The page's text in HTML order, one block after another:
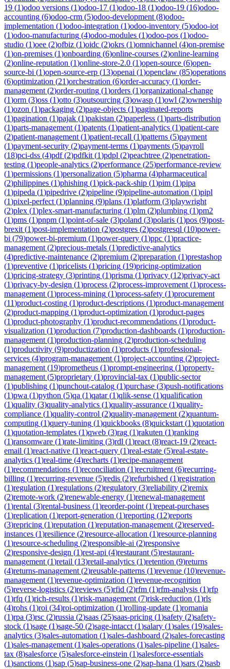
19 (1)odoo versions (1)odoo-17 (1)odoo-18 (1)odoo-19 (16)odoo-
accounting (6)odoo-crm (5)odoo-development (8)odoo-
implementation (1)odoo-integration (1)odoo-inventory (5)odoo-iot
(1)odoo-manufacturing (4)odoo-modules (1)odoo-pos (1)odoo-
studio (1)oee (2)ofbiz (1)oidc (2)okrs (1)omnichannel (4)on-premise
(1)on-premises (1)onboarding (6)online-courses (2)online-learning
(2)online-reputation (1)online-store-2.0 (1)open-source (6)open-
source-bi (1)open-source-erp (13)openai (1)openclaw (85)operations
(6)optimization (21)orchestration (6)order-accuracy (1)order-
management (2)order-routing (1)orders (1)organizational-change
(1)orm (3)oss (1)otto (3)outsourcing (3)owasp (1)owl (2)ownership
(1)ozon (1)packaging (2)page-objects (1)paginated-reports
(1)pagination (1)pajak (1)pakistan (2)paperless (1)parts-distribution
(1)parts-management (1)patents (1)patient-analytics (1)patient-care
(2)patient-management (1)patient-recall (1)patterns (5)payment
(1)payment-security (2)payment-terms (1)payments (5)payroll
(18)pci-dss (4)pdf(2)pdfkit (1)pdpl (2)peachtree (2)penetration-
testing (1)people-analytics (2)performance (25)performance-review
(1)permissions (1)personalization (5)pharma (4)pharmaceutical
(2)philippines (1)phishing (1)pick-pack-ship (1)pim (1)pipa
(1)pipeda (1)pipedrive (2)pipeline (9)pipeline-automation (1)pipl
(1)pixel-perfect (1)planning (9)plans (1)platform (3)playwright
(2)plex (1)plex-smart-manufacturing (1)plm (2)plumbing (1)pm2
(1)pms (1)pnpm (1)point-of-sale (3)poland (3)polaris (1)pos (9)post-
brexit (1)post-implementation (2)postgres (2)postgresql (10)power-
bi (79)power-bi-premium (1)power-query (1)ppc (1)practice-
management (2)precious-metals (1)predictive-analytics
(4)predictive-maintenance (2)premium (2)preparation (1)prestashop
(1)preventive (1)pricelists (1)pricing (19)pricing-optimization
(1)pricing-strategy (3)printing (1)prisma (1)privacy (12)privacy-act
(1)privacy-by-design (1)process (2)process-improvement (1)process-
management (1)process-mining (1)process-safety (1)procurement
(11)product-costing (1)product-descriptions (1)product-management
(2)product-mapping (1)product-optimization (1)product-pages
(1)product-photography (1)product-recommendations (1)product-
visualization (1)production (7)production-dashboards (1)production-
management (1)production-planning (2)production-scheduling
(1)productivity (9)productization (1)products (1)professional-
services (4)program-management (1)project-accounting (2)project-
management (19)prometheus (1)prompt-engineering (1)property-
management (5)proprietary (1)provincial-tax (1)public-sector
(1)publishing (1)punchout-catalog (1)purchase (3)push-notifications
(1)pwa (1)python (5)qa (1)qatar(1)qlik-sense (1)qualification
(1)quality (3)quality-analytics (1)quality-assurance (1)quality-
compliance (1)quality-control (2)quality-management (2)quantum-
computing (1)query-tuning (1)quickbooks (8)quickstart (1)quotation
(1)quotation-templates (1)qweb (3)rag (1)rakuten (1)ranking
(1)ransomware (1)rate-limiting (3)rdl (1)react (8)react-19 (2)react-
email (1)react-native (1)react-query (1)real-estate (5)real-estate-
analytics (1)real-time (4)recharts (1)recipe-management
(1)recommendations (1)reconciliation (1)recruitment (6)recurring-
billing (1)recurring-revenue (5)redis (2)refurbished (1)registration
(1)regulation (1)regulations (2)regulatory (3)reliability (2)remix
(2)remote-work (2)renewable-energy (1)renewal-management
(1)rental (3)rental-business (1)reorder-point (1)repeat-purchases
(1)replication (1)report-generation (1)reporting (12)reports
(3)repricing (1)reputation (1)reputation-management (2)reserved-
instances (1)resilience (2)resource-allocation (1)resource-planning
(1)resource-scheduling (2)responsible-ai (2)responsive
(2)responsive-design (1)rest-api (4)restaurant (5)restaurant-
management (1)retail (13)retail-analytics (1)retention (9)returns
(4)returns-management (2)reusable-patterns (1)revenue (10)revenue-
management (1)revenue-optimization (1)revenue-recognition
(5)reverse-logistics (2)reviews (5)rfid (2)rfm (1)rfm-analysis (1)rfp
(1)rfq (1)rich-results (1)risk-management (7)risk-reduction (1)rls
(4)rohs (1)roi (34)roi-optimization (1)rolling-update (1)romania
(1)rpa (3)rsc (2)russia (2)saas (25)saas-pricing (1)safety (2)safety-
stock (1)sage (1)sage-50 (2)sage-intacct (1)salary (1)sales (19)sales-
analytics (3)sales-automation (1)sales-dashboard (2)sales-forecasting
(1)sales-management (1)sales-operations (1)sales-pipeline (1)sales-
tax (8)salesforce (5)salesforce-einstein (1)salesforce-essentials
(1)sanctions (1)sap (5)sap-business-one (2)sap-hana (1)sars (2)sasb